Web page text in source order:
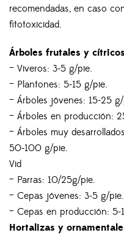
recomendadas, en caso
fitotoxicidad.
Árboles frutales y cítricos
– Viveros: 3-5 g/pie.
– Plantones: 5-15 g/pie.
– Árboles jóvenes: 15-25
– Árboles en producción:
– Árboles muy
50-100 g/pie.
Vid
– Parras: 10/25g/pie.
– Cepas jóvenes: 3-5 g/pie.
– Cepas en producción: 5-
Hortalizas y